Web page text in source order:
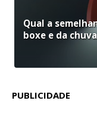
Qual a
boxe e da
PUBLICIDADE